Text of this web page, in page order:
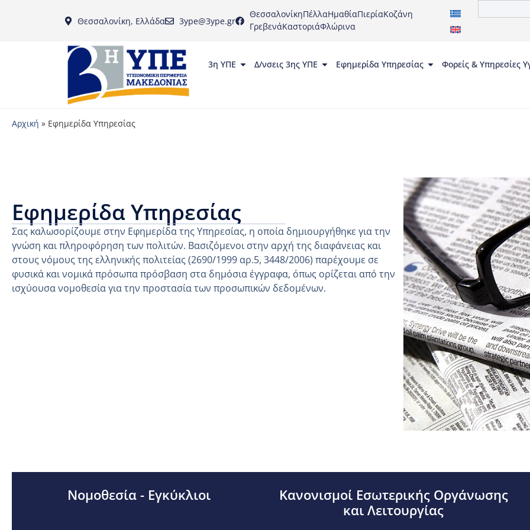
Θεσσαλονίκη, Ελλάδα 3ype@3ype.gr
ΘεσσαλονίκηΠέλλαΗμαθίαΠιερίαΚοζάνη
ΓρεβενάΚαστοριάΦλώρινα
3η ΥΠΕ Δ/νσεις 3ης ΥΠΕ Εφημερίδα Υπηρεσίας Φορείς & Υπηρεσίες
Αρχική » Εφημερίδα Υπηρεσίας
Εφημερίδα Υπηρεσίας
Σας καλωσορίζουμε στην Εφημερίδα της Υπηρεσίας, η οποία δημιουργήθηκε για την
γνώση και πληροφόρηση των πολιτών. Βασιζόμενοι στην αρχή της διαφάνειας και
στους νόμους της ελληνικής πολιτείας (2690/1999 αρ.5, 3448/2006) παρέχουμε σε
φυσικά και νομικά πρόσωπα πρόσβαση στα δημόσια έγγραφα, όπως ορίζεται από την
ισχύουσα νομοθεσία για την προστασία των προσωπικών δεδομένων.
Νομοθεσία - Εγκύκλιοι
Κανονισμοί Εσωτερικής Οργάνωσης
και Λειτουργίας